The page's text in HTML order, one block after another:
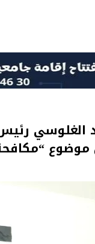
رئيس
“مكافحة